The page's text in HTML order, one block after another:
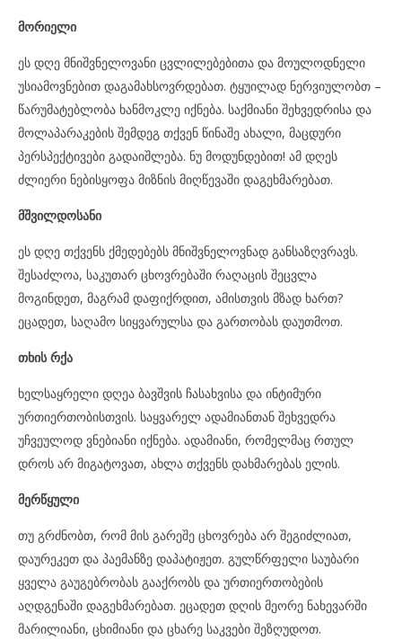
მორიელი
ეს დღე მნიშვნელოვანი ცვლილებებითა და მოულოდნელი
უსიამოვნებით დაგამახსოვრდებათ. ტყუილად ნერვიულობთ –
წარუმატებლობა ხანმოკლე იქნება. საქმიანი შეხვედრისა და
მოლაპარაკების შემდეგ თქვენ წინაშე ახალი, მაცდური
პერსპექტივები გადაიშლება. ნუ მოდუნდებით! ამ დღეს
ძლიერი ნებისყოფა მიზნის მიღწევაში დაგეხმარებათ.
მშვილდოსანი
ეს დღე თქვენს ქმედებებს მნიშვნელოვნად განსაზღვრავს.
შესაძლოა, საკუთარ ცხოვრებაში რაღაცის შეცვლა
მოგინდეთ, მაგრამ დაფიქრდით, ამისთვის მზად ხართ?
ეცადეთ, საღამო სიყვარულსა და გართობას დაუთმოთ.
თხის რქა
ხელსაყრელი დღეა ბავშვის ჩასახვისა და ინტიმური
ურთიერთობისთვის. საყვარელ ადამიანთან შეხვედრა
უჩვეულოდ ვნებიანი იქნება. ადამიანი, რომელმაც რთულ
დროს არ მიგატოვათ, ახლა თქვენს დახმარებას ელის.
მერწყული
თუ გრძნობთ, რომ მის გარეშე ცხოვრება არ შეგიძლიათ,
დაურეკეთ და პაემანზე დაპატიჟეთ. გულწრფელი საუბარი
ყველა გაუგებრობას გააქრობს და ურთიერთობების
აღდგენაში დაგეხმარებათ. ეცადეთ დღის მეორე ნახევარში
მარილიანი, ცხიმიანი და ცხარე საკვები შეზღუდოთ.